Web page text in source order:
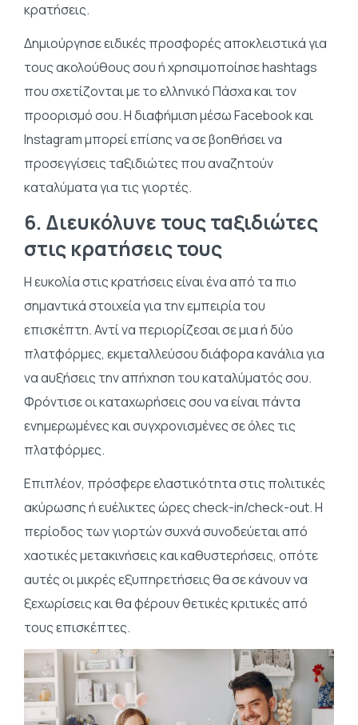
κρατήσεις.
Δημιούργησε ειδικές προσφορές αποκλειστικά για
τους ακολούθους σου ή χρησιμοποίησε hashtags
που σχετίζονται με το ελληνικό Πάσχα και τον
προορισμό σου. Η διαφήμιση μέσω Facebook και
Instagram μπορεί επίσης να σε βοηθήσει να
προσεγγίσεις ταξιδιώτες που αναζητούν
καταλύματα για τις γιορτές.
6. Διευκόλυνε τους ταξιδιώτες
στις κρατήσεις τους
Η ευκολία στις κρατήσεις είναι ένα από τα πιο
σημαντικά στοιχεία για την εμπειρία του
επισκέπτη. Αντί να περιορίζεσαι σε μια ή δύο
πλατφόρμες, εκμεταλλεύσου διάφορα κανάλια για
να αυξήσεις την απήχηση του καταλύματός σου.
Φρόντισε οι καταχωρήσεις σου να είναι πάντα
ενημερωμένες και συγχρονισμένες σε όλες τις
πλατφόρμες.
Επιπλέον, πρόσφερε ελαστικότητα στις πολιτικές
ακύρωσης ή ευέλικτες ώρες check-in/check-out. Η
περίοδος των γιορτών συχνά συνοδεύεται από
χαοτικές μετακινήσεις και καθυστερήσεις, οπότε
αυτές οι μικρές εξυπηρετήσεις θα σε κάνουν να
ξεχωρίσεις και θα φέρουν θετικές κριτικές από
τους επισκέπτες.